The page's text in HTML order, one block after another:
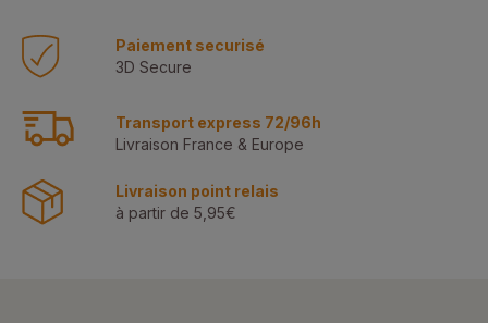
Paiement securisé
3D Secure
Transport express 72/96h
Livraison France & Europe
Livraison point relais
à partir de 5,95€